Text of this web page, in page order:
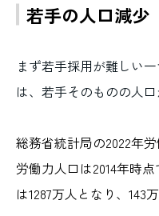
若手の人口減少
まず若手採用が難しい
は、若手そのものの人
総務省統計局の2022年
労働力人口は2014年時
は1287万人となり、143